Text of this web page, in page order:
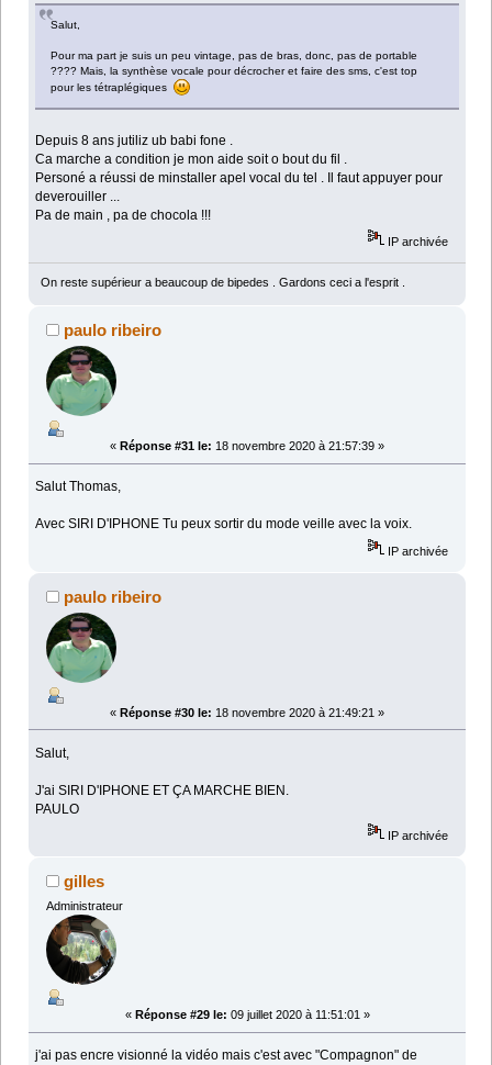
Salut,
Pour ma part je suis un peu vintage, pas de bras, donc, pas de portable
???? Mais, la synthèse vocale pour décrocher et faire des sms, c'est top
pour les tétraplégiques
Depuis 8 ans jutiliz ub babi fone .
Ca marche a condition je mon aide soit o bout du fil .
Personé a réussi de minstaller apel vocal du tel . Il faut appuyer pour
deverouiller ...
Pa de main , pa de chocola !!!
IP archivée
On reste supérieur a beaucoup de bipedes . Gardons ceci a l'esprit .
paulo ribeiro
« Réponse #31 le: 18 novembre 2020 à 21:57:39 »
Salut Thomas,
Avec SIRI D'IPHONE Tu peux sortir du mode veille avec la voix.
IP archivée
paulo ribeiro
« Réponse #30 le: 18 novembre 2020 à 21:49:21 »
Salut,
J'ai SIRI D'IPHONE ET ÇA MARCHE BIEN.
PAULO
IP archivée
gilles
Administrateur
« Réponse #29 le: 09 juillet 2020 à 11:51:01 »
j'ai pas encre visionné la vidéo mais c'est avec "Compagnon" de